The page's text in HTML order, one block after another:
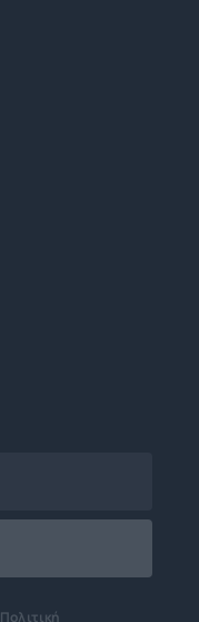
Πολιτική